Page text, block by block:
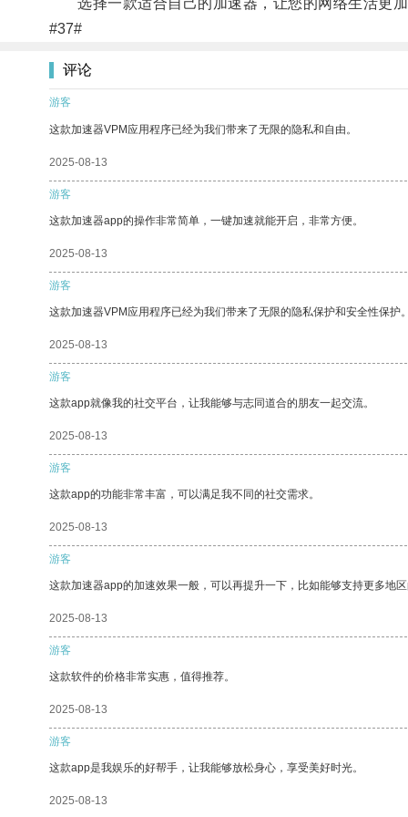
选择一款适合自己的加速器，让您的网络生活更加
#37#
评论
游客
这款加速器VPM应用程序已经为我们带来了无限的隐私和自由。
2025-08-13
游客
这款加速器app的操作非常简单，一键加速就能开启，非常方便。
2025-08-13
游客
这款加速器VPM应用程序已经为我们带来了无限的隐私保护和安全性保护。
2025-08-13
游客
这款app就像我的社交平台，让我能够与志同道合的朋友一起交流。
2025-08-13
游客
这款app的功能非常丰富，可以满足我不同的社交需求。
2025-08-13
游客
这款加速器app的加速效果一般，可以再提升一下，比如能够支持更多地区
2025-08-13
游客
这款软件的价格非常实惠，值得推荐。
2025-08-13
游客
这款app是我娱乐的好帮手，让我能够放松身心，享受美好时光。
2025-08-13